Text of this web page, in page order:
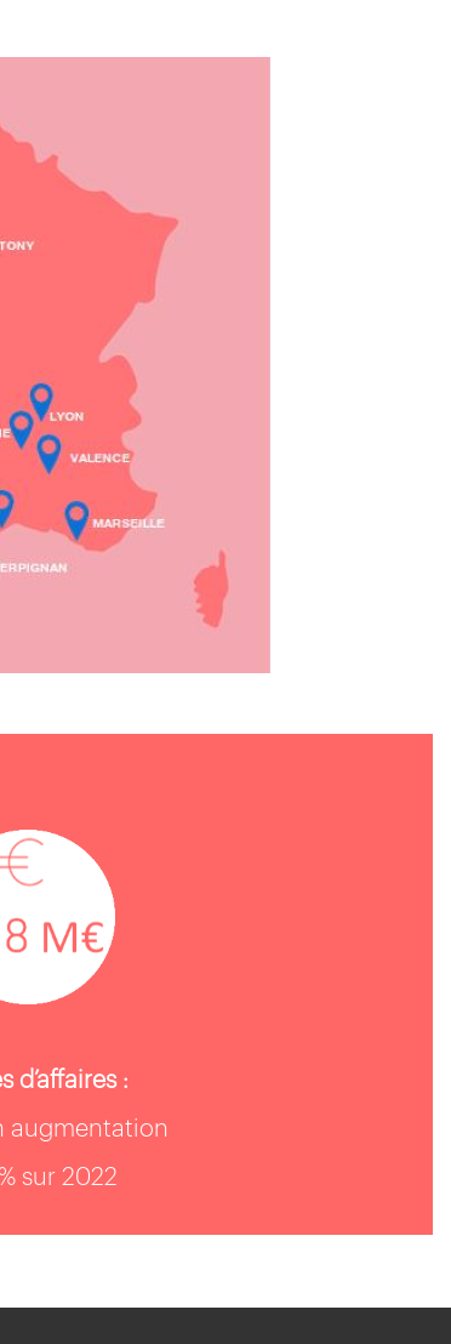
d’affaires :
augmentation
sur 2022